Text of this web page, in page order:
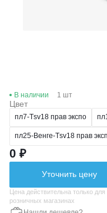
В наличии 1 шт
Цвет
пл7-Тsv18 прав экспо
пл25-Венге-Тsv18 прав
0 ₽
Уточнить цену
Цена действительна только
розничных магазинах